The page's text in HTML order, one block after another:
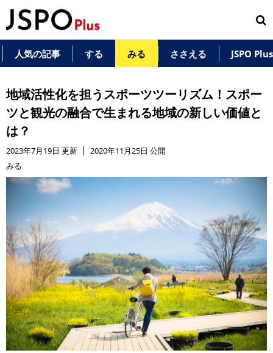
人気の記事 する みる ささえる JSPO
地域活性化を担うスポーツツーリズム！スポー
ツと観光の融合で生まれる地域の新しい価値と
は？
2023年7月19日 更新
2020年11月25日 公開
みる